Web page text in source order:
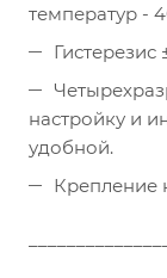
температур -
Гистерезис
настройку и
удобной.
Крепление